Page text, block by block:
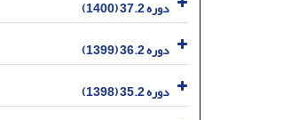
دوره 37.2 (1400)
دوره 36.2 (1399)
دوره 35.2 (1398)